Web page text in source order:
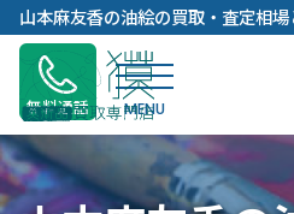
内
容
キ
プ
山本麻友香の油絵の買取・査定相
無料通話